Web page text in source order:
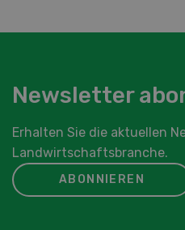
Newsletter
Erhalten Sie die aktuellen
Landwirtschaftsbranche.
ABONNIEREN